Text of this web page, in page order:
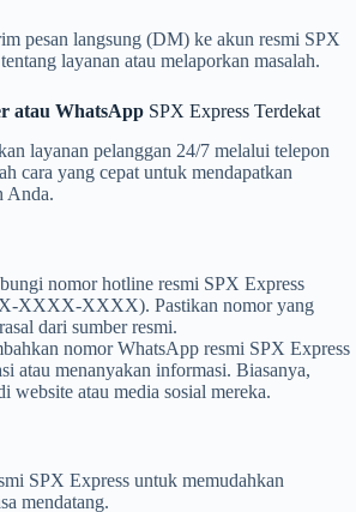
pesan langsung (DM) ke akun resmi SPX
layanan atau melaporkan masalah.
atau WhatsApp SPX Express Terdekat
layanan pelanggan 24/7 melalui telepon
cara yang cepat untuk mendapatkan
Anda.
nomor hotline resmi SPX Express
XXXX-XXXX). Pastikan nomor yang
dari sumber resmi.
nomor WhatsApp resmi SPX Express
atau menanyakan informasi. Biasanya,
website atau media sosial mereka.
SPX Express untuk memudahkan
mendatang.